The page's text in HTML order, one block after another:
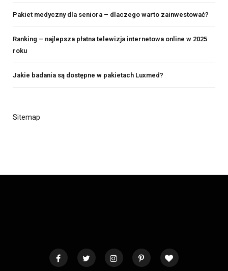
Pakiet medyczny dla seniora – dlaczego warto zainwestować?
Ranking – najlepsza płatna telewizja internetowa online w 2025
roku
Jakie badania są dostępne w pakietach Luxmed?
Sitemap